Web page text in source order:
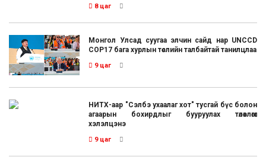
8 цаг
Монгол Улсад суугаа элчин сайд нар UNCCD
COP17 бага хурлын төслийн талбайтай танилцлаа
9 цаг
НИТХ-аар "Сэлбэ ухаалаг хот" тусгай бүс болон
агаарын бохирдлыг бууруулах төлөвлөгөөг
хэлэлцэнэ
9 цаг